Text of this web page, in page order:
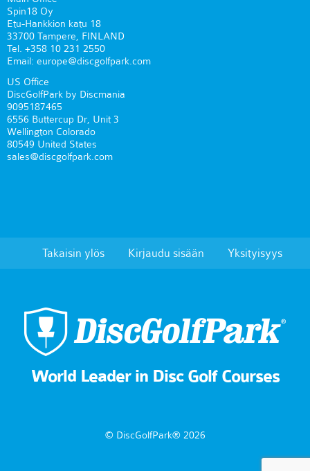
Spin18 Oy
Etu-Hankkion katu 18
33700 Tampere, FINLAND
Tel. +358 10 231 2550
Email: europe@discgolfpark.com
US Office
DiscGolfPark by Discmania
9095187465
6556 Buttercup Dr, Unit 3
Wellington Colorado
80549 United States
sales@discgolfpark.com
Takaisin ylös Kirjaudu sisään Yksityisyys
World Leader in Disc Golf Courses
© DiscGolfPark® 2026